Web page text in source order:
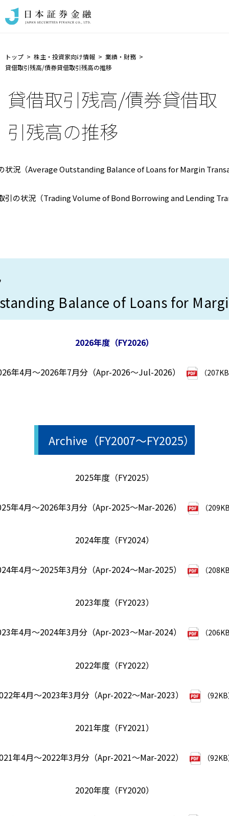
トップ 株主・投資家向け情報
業績・財務
貸借取引残高/債券貸借取引残高の推移
貸借取引残高/債券貸借取
引残高の推移
状況（Average Outstanding Balance of Loans for Margin
引の状況（Trading Volume of Bond Borrowing and Lending
Balance of Loans for
2026年度（FY2026）
年4月～2026年7月分（Apr-2026～Jul-2026） （
Archive（FY2007～FY2025）
2025年度（FY2025）
年4月～2026年3月分（Apr-2025～Mar-2026） （
2024年度（FY2024）
年4月～2025年3月分（Apr-2024～Mar-2025） （
2023年度（FY2023）
年4月～2024年3月分（Apr-2023～Mar-2024） （
2022年度（FY2022）
年4月～2023年3月分（Apr-2022～Mar-2023） （
2021年度（FY2021）
年4月～2022年3月分（Apr-2021～Mar-2022） （
2020年度（FY2020）